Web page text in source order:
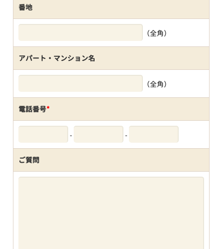
番地
（全角）
アパート・マンション名
（全角）
電話番号*
- -
ご質問